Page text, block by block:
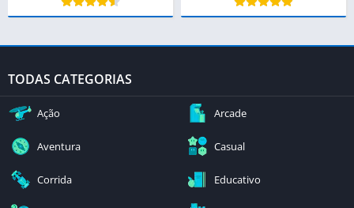
TODAS CATEGORIAS
Ação Arcade
Aventura Casual
Corrida Educativo